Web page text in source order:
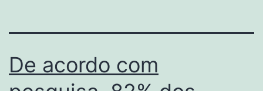
De acordo com